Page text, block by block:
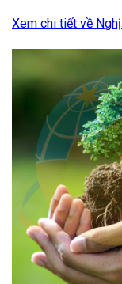
Xem chi tiết về